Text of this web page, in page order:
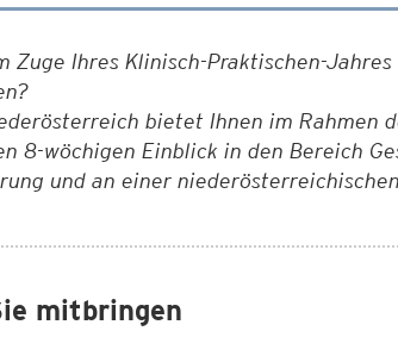
Zuge Ihres Klinisch-Praktischen-
bietet Ihnen im Rahmen
8-wöchigen Einblick in den Bereich
und an einer
mitbringen